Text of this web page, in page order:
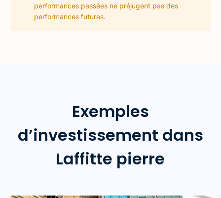
performances passées ne préjugent pas des
performances futures.
Exemples
d’investissement dans
Laffitte pierre